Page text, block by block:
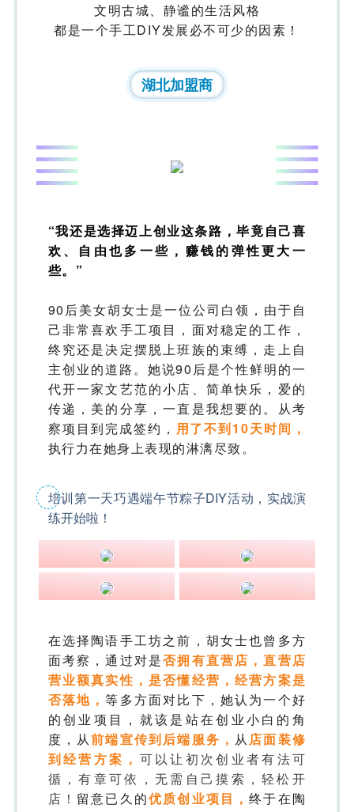
文明古城、静谧的生活风格
都是一个手工DIY发展必不可少的因素！
湖北加盟商
“我还是选择迈上创业这条路，毕竟自己喜
欢、自由也多一些，赚钱的弹性更大一
些。”
90后美女胡女士是一位公司白领，由于自
己非常喜欢手工项目，面对稳定的工作，
终究还是决定摆脱上班族的束缚，走上自
主创业的道路。她说90后是个性鲜明的一
代开一家文艺范的小店、简单快乐，爱的
传递，美的分享，一直是我想要的。从考
察项目到完成签约， 用了不到10天时间，
执行力在她身上表现的淋漓尽致。
培训第一天巧遇端午节粽子DIY活动，实战演
练开始啦！
在选择陶语手工坊之前，胡女士也曾多方
面考察，通过对是否拥有直营店，直营店
营业额真实性，是否懂经营，经营方案是
否落地，等多方面对比下，她认为一个好
的创业项目，就该是站在创业小白的角
度，从前端宣传到后端服务， 从店面装修
到经营方案， 可以让初次创业者有法可
循，有章可依，无需自己摸索，轻松开
店！ 留意已久的优质创业项目，终于在陶